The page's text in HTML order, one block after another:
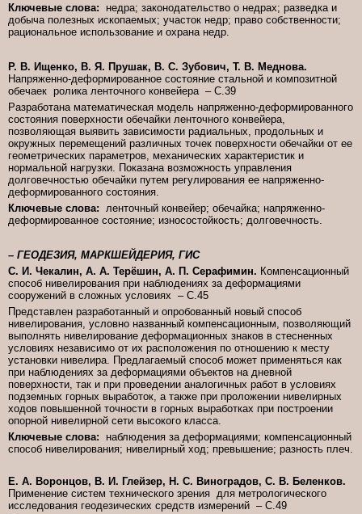
Ключевые слова:
недра; законодательство о недрах; разведка и
добыча полезных ископаемых; участок недр; право собственности;
рациональное использование и охрана недр.
Р. В. Ищенко, В. Я. Прушак, В. C. Зубович, Т. В. Меднова.
Напряженно-деформированное состояние стальной и композитной
обечаек ролика ленточного конвейера – C.39
Разработана математическая модель напряженно-деформированного
состояния поверхности обечайки ленточного конвейера,
позволяющая выявить зависимости радиальных, продольных и
окружных перемещений различных точек поверхности обечайки от ее
геометрических параметров, механических характеристик и
нормальной нагрузки. Показана возможность управления
долговечностью обечайки путем регулирования ее напряженно-
деформированного состояния.
Ключевые слова:
ленточный конвейер; обечайка; напряженно-
деформированное состояние; износостойкость; долговечность.
– ГЕОДЕЗИЯ, МАРКШЕЙДЕРИЯ, ГИС
C. И. Чекалин, А. А. Терёшин, А. П. Серафимин. Компенсационный
способ нивелирования при наблюдениях за деформациями
сооружений в сложных условиях – C.45
Представлен разработанный и опробованный новый способ
нивелирования, условно названный компенсационным, позволяющий
выполнять нивелирование деформационных знаков в стесненных
условиях независимо от их расположения по отношению к месту
установки нивелира. Предлагаемый способ может применяться как
при наблюдениях за деформациями объектов на дневной
поверхности, так и при проведении аналогичных работ в условиях
подземных горных выработок, а также при проложении нивелирных
ходов повышенной точности в горных выработках при построении
опорной нивелирной сети высокого класса.
Ключевые слова:
наблюдения за деформациями; компенсационный
способ нивелирования; нивелирный ход; превышение; разность плеч.
Е. А. Воронцов, В. И. Глейзер, Н. C. Виноградов, C. В. Беленков.
Применение систем технического зрения для метрологического
исследования геодезических средств измерений – C.49